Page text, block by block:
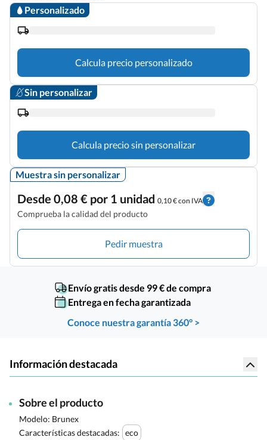
Personalizado
Calcula precio personalizado
Sin personalizar
Calcula precio sin personalizar
Muestra sin personalizar
Desde 0,08 € por 1 unidad 0,10 € con IVA
Comprueba la calidad del producto
Pedir muestra
Envío gratis desde 99 € de compra
Entrega en fecha garantizada
Conoce nuestra garantía 360° >
Información destacada
Sobre el producto
Modelo: Brunex
Características destacadas: eco